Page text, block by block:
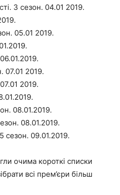
3 сезон. 04.01 2019.
05.01 2019.
07.01 2019.
2019.
08.01.2019.
08.01.2019.
сезон. 09.01.2019.
очима короткі списки
всі прем’єри більш